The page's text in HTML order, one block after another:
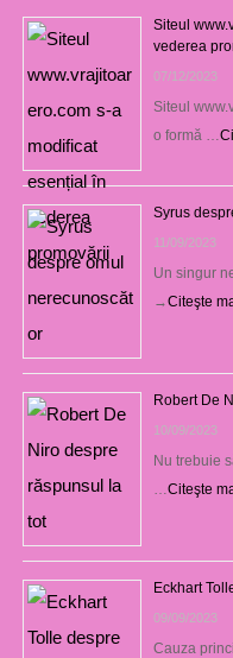
Siteul
vederea
07/12/2023
Siteul
o formă …
Syrus
11/09/2023
Un singur
→Citeşte
Robert De
10/09/2023
Nu trebuie
Citeşte
Eckhart
09/09/2023
Cauza